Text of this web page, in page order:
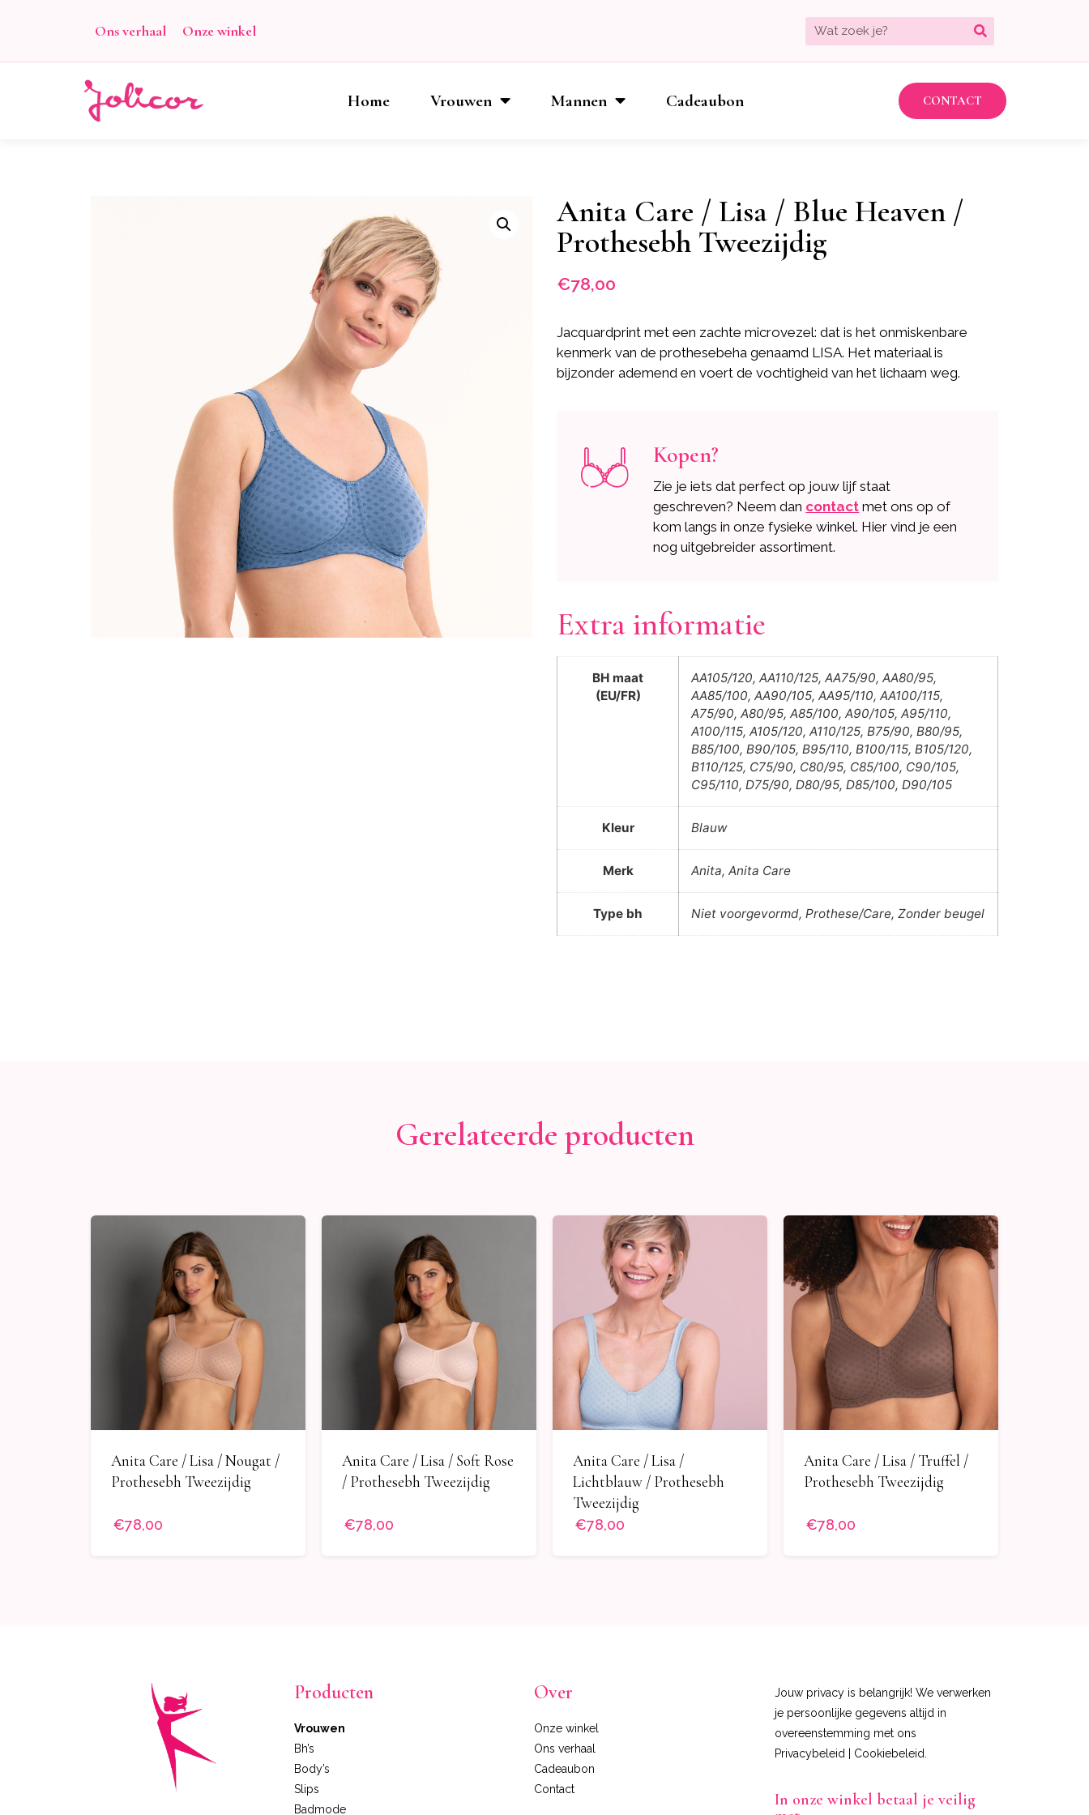
Ons verhaal Onze winkel
Home Vrouwen Mannen Cadeaubon CONTACT
Anita Care / Lisa / Blue Heaven /
Prothesebh Tweezijdig
€78,00
Jacquardprint met een zachte microvezel: dat is het onmiskenbare
kenmerk van de prothesebeha genaamd LISA. Het materiaal is
bijzonder ademend en voert de vochtigheid van het lichaam weg.
Kopen?
Zie je iets dat perfect op jouw lijf staat
geschreven? Neem dan contact met ons op of
kom langs in onze fysieke winkel. Hier vind je een
nog uitgebreider assortiment.
Extra informatie
BH maat
(EU/FR)
AA105/120, AA110/125, AA75/90, AA80/95,
AA85/100, AA90/105, AA95/110, AA100/115,
A75/90, A80/95, A85/100, A90/105, A95/110,
A100/115, A105/120, A110/125, B75/90, B80/95,
B85/100, B90/105, B95/110, B100/115, B105/120,
B110/125, C75/90, C80/95, C85/100, C90/105,
C95/110, D75/90, D80/95, D85/100, D90/105
Kleur Blauw
Merk Anita, Anita Care
Type bh Niet voorgevormd, Prothese/Care, Zonder beugel
Gerelateerde producten
Anita Care / Lisa / Nougat /
Prothesebh Tweezijdig
€78,00
Anita Care / Lisa / Soft Rose
/ Prothesebh Tweezijdig
€78,00
Anita Care / Lisa /
Lichtblauw / Prothesebh
Tweezijdig
€78,00
Anita Care / Lisa / Truffel /
Prothesebh Tweezijdig
€78,00
Producten
Vrouwen
Bh’s
Body’s
Slips
Badmode
Over
Onze winkel
Ons verhaal
Cadeaubon
Contact
Jouw privacy is belangrijk! We verwerken
je persoonlijke gegevens altijd in
overeenstemming met ons
Privacybeleid | Cookiebeleid
In onze winkel betaal je veilig